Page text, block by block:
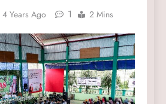
4 Years Ago 1 2 Mins